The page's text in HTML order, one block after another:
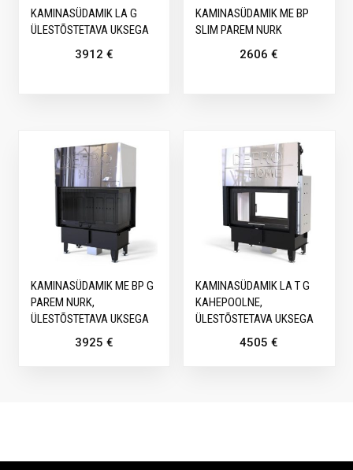
KAMINASÜDAMIK LA G
ÜLESTÕSTETAVA UKSEGA
3912 €
KAMINASÜDAMIK ME BP
SLIM PAREM NURK
2606€
KAMINASÜDAMIK ME BP G
PAREM NURK,
ÜLESTÕSTETAVA UKSEGA
3925 €
KAMINASÜDAMIK LA T G
KAHEPOOLNE,
ÜLESTÕSTETAVA UKSEGA
4505€